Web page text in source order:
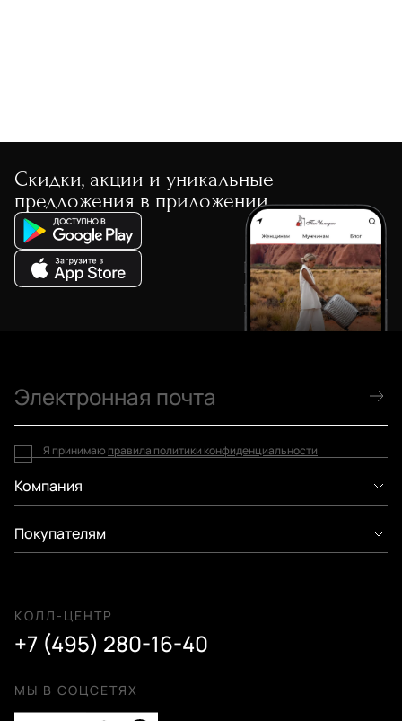
Скидки, акции и уникальные
предложения в приложении
Компания
Покупателям
КОЛЛ-ЦЕНТР
+7 (495) 280-16-40
МЫ В СОЦСЕТЯХ
Я принимаю правила политики конфиденциальности